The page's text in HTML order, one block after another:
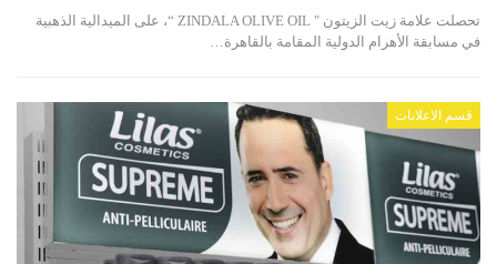
تحصلت علامة زيت الزيتون " ZINDALA OLIVE OIL “، على الميدالية الذهبية
في مسابقة الأهرام الدولية المقامة بالقاهرة…
قسم الاعلانات